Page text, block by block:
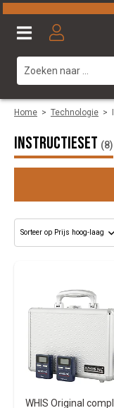
Home > Technologie >
Instructieset (8)
Merk